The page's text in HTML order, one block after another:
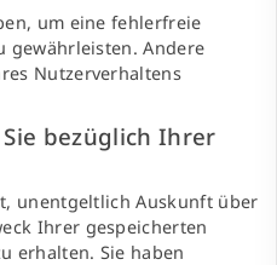
um eine fehlerfreie
gewährleisten. Andere
Nutzerverhaltens
bezüglich Ihrer
unentgeltlich Auskunft über
Ihrer gespeicherten
erhalten. Sie haben